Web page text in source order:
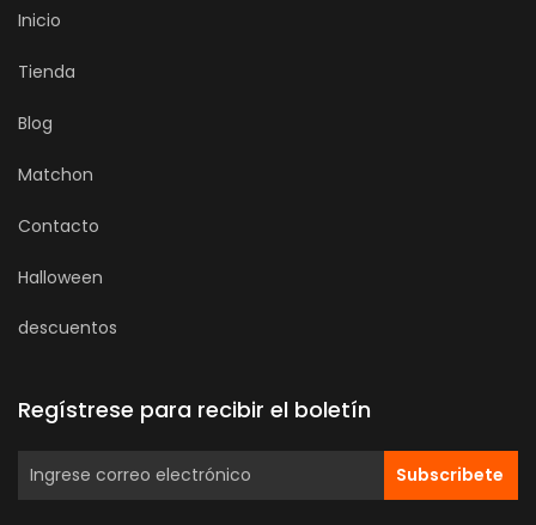
Inicio
Tienda
Blog
Matchon
Contacto
Halloween
descuentos
Regístrese para recibir el boletín
Subscribete